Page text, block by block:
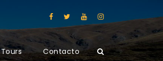
Tours Contacto